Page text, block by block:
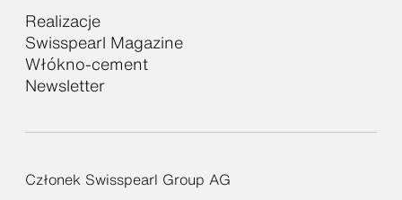
Realizacje
Swisspearl Magazine
Włókno-cement
Newsletter
Członek Swisspearl Group AG